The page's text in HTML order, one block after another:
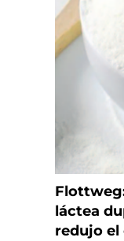
láctea
redujo el